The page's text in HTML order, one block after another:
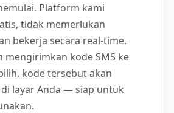
Platform kami
tidak memerlukan
bekerja secara real-time.
mengirimkan kode SMS ke
kode tersebut akan
layar Anda — siap untuk